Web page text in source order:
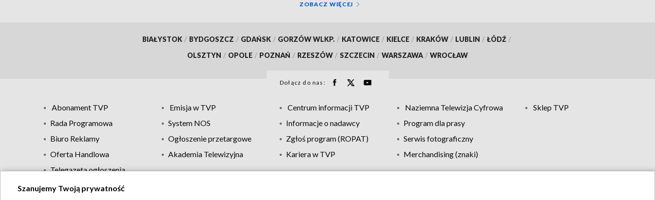
ZOBACZ WIĘCEJ
BIAŁYSTOK / BYDGOSZCZ / GDAŃSK / GORZÓW WLKP. / KATOWICE / KIELCE / KRAKÓW / LUBLIN / ŁÓDŹ /
OLSZTYN / OPOLE / POZNAŃ / RZESZÓW / SZCZECIN / WARSZAWA / WROCŁAW
Dołącz do nas:
Abonament TVP Emisja w TVP Centrum informacji TVP Naziemna Telewizja Cyfrowa
Sklep TVP
Rada Programowa
System NOS Informacje o nadawcy
Program dla prasy
Biuro Reklamy
Ogłoszenie przetargowe Zgłoś program (ROPAT)
Serwis fotograficzny
Oferta Handlowa
Akademia Telewizyjna Kariera w TVP
Merchandising (znaki)
Telegazeta ogłoszenia
Szanujemy Twoją prywatność